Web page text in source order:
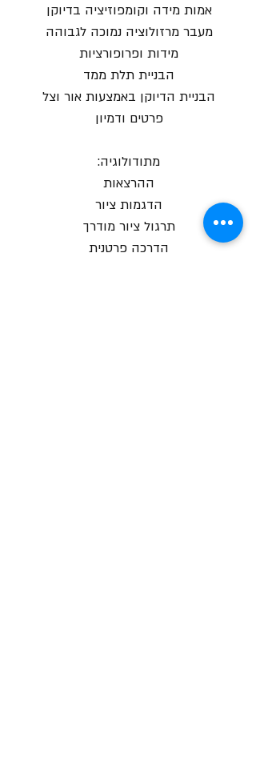
אמות מידה וקומפוזיציה בדיוקן
מעבר מרזולוציה נמוכה לגבוהה
מידות ופרופורציות
הבניית תלת ממד
הבניית הדיוקן באמצעות אור וצל
פרטים ודמיון
מתודולוגיה:
ההרצאות
הדגמות ציור
תרגול ציור מודרך
הדרכה פרטנית